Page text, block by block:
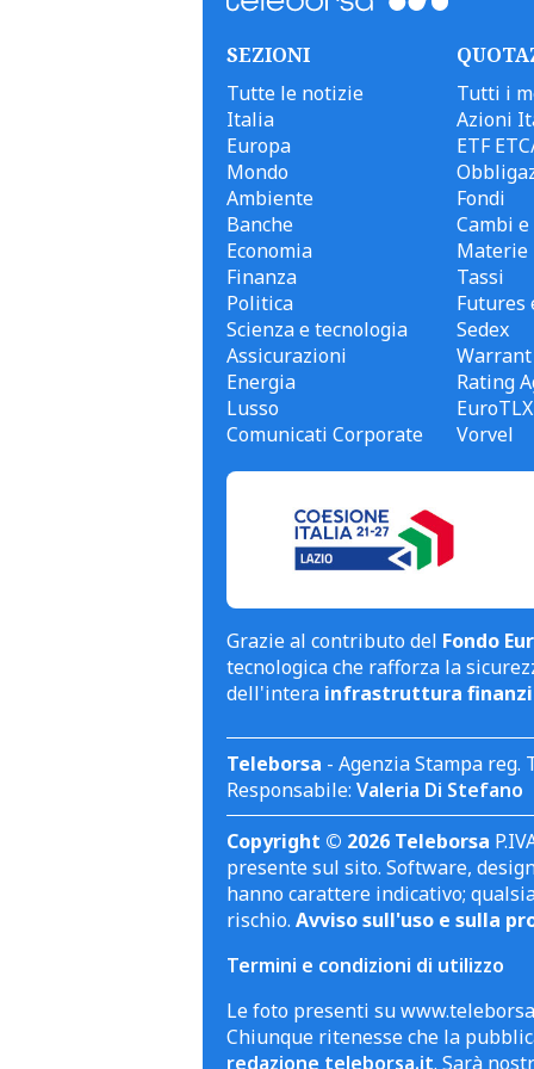
SEZIONI
Tutte le notizie
Italia
Europa
Mondo
Ambiente
Banche
Economia
Finanza
Politica
Scienza e tecnologia
Assicurazioni
Energia
Lusso
Comunicati Corporate
Tutti i
Azioni
ETF
Fondi
Cambi
Materie
Tassi
Futures
Sedex
Warrant
Rating
EuroTLX
Vorvel
Grazie al contributo del Fondo
tecnologica che rafforza la
dell'intera infrastruttura
Teleborsa - Agenzia Stampa
Responsabile: Valeria Di Stefano
Copyright © 2026 Teleborsa
presente sul sito. Software,
hanno carattere indicativo;
rischio. Avviso sull'uso e sulla
Termini e condizioni di utilizzo
Le foto presenti su
Chiunque ritenesse che la
redazione teleborsa.it. Sarà